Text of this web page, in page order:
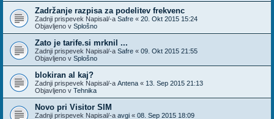
Zadržanje razpisa za podelitev frekvenc
Zadnji prispevek Napisal/-a Safre « 20. Okt 2015 15:24
Objavljeno v Splošno
Zato je tarife.si mrknil ...
Zadnji prispevek Napisal/-a Safre « 09. Okt 2015 21:55
Objavljeno v Splošno
blokiran al kaj?
Zadnji prispevek Napisal/-a Antena « 13. Sep 2015 21:13
Objavljeno v Tehnika
Novo pri Visitor SIM
Zadnji prispevek Napisal/-a avgi « 08. Sep 2015 18:09